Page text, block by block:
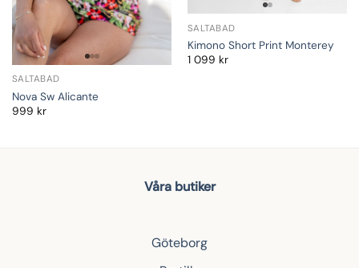
SALTABAD
Nova Sw Alicante
999 kr
SALTABAD
Kimono Short Print Monterey
1 099 kr
Våra butiker
Göteborg